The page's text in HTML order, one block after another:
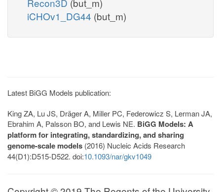
iCHOv1_DG44 (but_m)
Latest BiGG Models publication:
King ZA, Lu JS, Dräger A, Miller PC, Federowicz S, Lerman JA,
Ebrahim A, Palsson BO, and Lewis NE. BiGG Models: A
platform for integrating, standardizing, and sharing
genome-scale models (2016) Nucleic Acids Research
44(D1):D515-D522. doi:10.1093/nar/gkv1049